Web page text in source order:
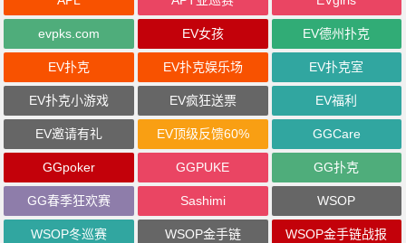
evpks.com EV女孩 EV德州扑克
EV扑克 EV扑克娱乐场 EV扑克室
EV扑克小游戏 EV疯狂送票 EV福利
EV邀请有礼 EV顶级反馈60% GGCare
GGpoker GGPUKE GG扑克
GG春季狂欢赛 Sashimi WSOP
WSOP冬巡赛 WSOP金手链 WSOP金手链战报